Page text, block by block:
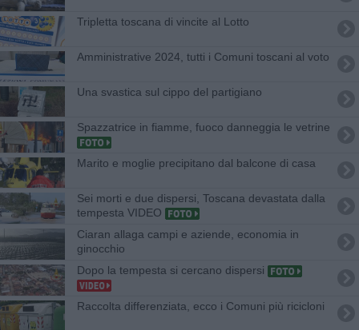
Tripletta toscana di vincite al Lotto
Amministrative 2024, tutti i Comuni toscani al voto
Una svastica sul cippo del partigiano
Spazzatrice in fiamme, fuoco danneggia le vetrine
Marito e moglie precipitano dal balcone di casa
Sei morti e due dispersi, Toscana devastata dalla
tempesta VIDEO
Ciaran allaga campi e aziende, economia in
ginocchio
Dopo la tempesta si cercano dispersi
Raccolta differenziata, ecco i Comuni più ricicloni